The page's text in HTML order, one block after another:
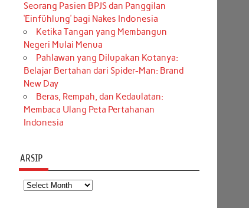
Seorang Pasien BPJS dan Panggilan
‘Einfühlung’ bagi Nakes Indonesia
Ketika Tangan yang Membangun
Negeri Mulai Menua
Pahlawan yang Dilupakan Kotanya:
Belajar Bertahan dari Spider-Man: Brand
New Day
Beras, Rempah, dan Kedaulatan:
Membaca Ulang Peta Pertahanan
Indonesia
ARSIP
Arsip